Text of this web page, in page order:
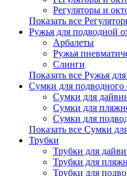
Регуляторы и
Показать все
Ружья для подводной
Арбалеты
Ружья
Слинги
Показать все Ружья
Сумки для подводного
Сумки для
Сумки для
Сумки для
Показать все Сумки
Трубки
Трубки для
Трубки для
Трубки для